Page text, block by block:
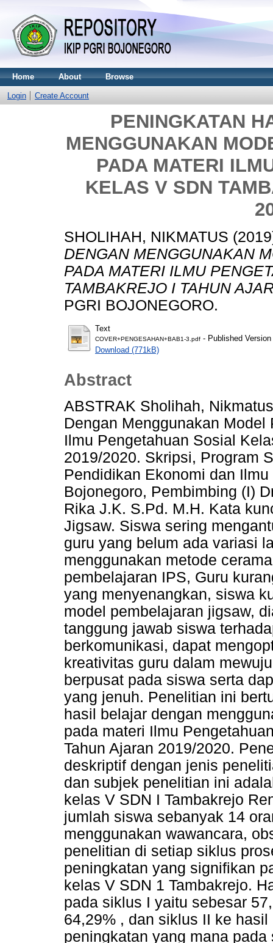
Home About Browse
Login Create Account
PENINGKATAN
MENGGUNAKAN
PADA MATERI
KELAS V SDN
SHOLIHAH, NIKMATUS
DENGAN MENGGUNAKAN
PADA MATERI ILMU
TAMBAKREJO I TAHUN
PGRI BOJONEGORO.
Text
COVER+PENGESAHAN+BAB1-3.pdf - Published Version
Download (771kB)
Abstract
ABSTRAK Sholihah,
Dengan Menggunakan
Ilmu Pengetahuan Sosial
2019/2020. Skripsi, Program
Pendidikan Ekonomi dan
Bojonegoro, Pembimbing (I)
Rika J.K. S.Pd. M.H. Kata
Jigsaw. Siswa sering
guru yang belum ada variasi
menggunakan metode
pembelajaran IPS, Guru
yang menyenangkan, siswa
model pembelajaran jigsaw,
tanggung jawab siswa
berkomunikasi, dapat
kreativitas guru dalam
berpusat pada siswa serta
yang jenuh. Penelitian ini
hasil belajar dengan
pada materi Ilmu
Tahun Ajaran 2019/2020.
deskriptif dengan jenis
dan subjek penelitian ini
kelas V SDN I Tambakrejo
jumlah siswa sebanyak 14
menggunakan wawancara,
penelitian di setiap siklus
peningkatan yang signifikan
kelas V SDN 1 Tambakrejo.
pada siklus I yaitu sebesar
64,29% , dan siklus II ke
peningkatan yang mana